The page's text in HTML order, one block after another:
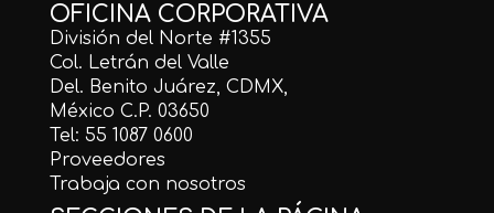
OFICINA CORPORATIVA
División del Norte #1355
Col. Letrán del Valle
Del. Benito Juárez, CDMX,
México C.P. 03650
Tel: 55 1087 0600
Proveedores
Trabaja con nosotros